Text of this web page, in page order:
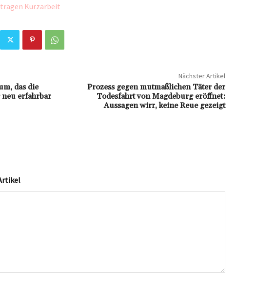
Kurzarbeit
das die
erfahrbar
Nächster Artikel
Prozess gegen mutmaßlichen Täter der
Todesfahrt von Magdeburg eröffnet:
Aussagen wirr, keine Reue gezeigt